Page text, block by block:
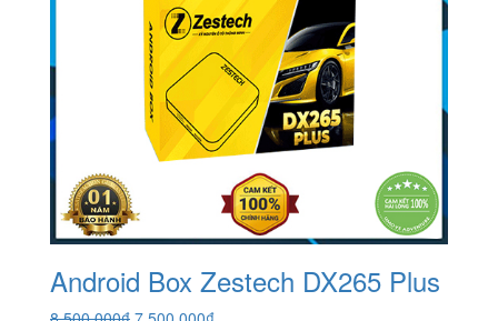
Android Box Zestech DX265 Plus